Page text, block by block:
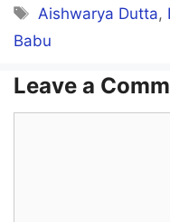
Vandhaalae
Kannaalae sonnaale
Tags
Aishwarya Dutta,
Babu
Leave a